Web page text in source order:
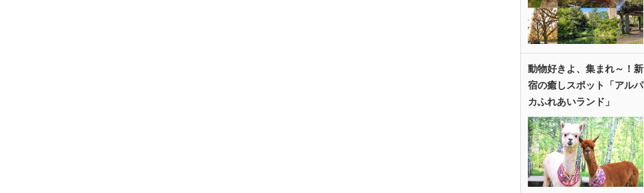
動物好きよ、集まれ～！新
宿の癒しスポット「アルパ
カふれあいランド」